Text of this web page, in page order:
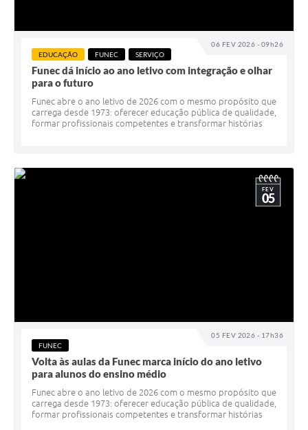
06 FEV 2026 - 09h26
EDUCAÇÃO FUNEC SERVIÇO
Funec dá início ao ano letivo com integração e olhar
para o futuro
Funec abre o ano letivo de 2026 com o mesmo propósito que
carrega desde 1973: oferecer educação pública de qualidade,
formar profissionais competentes e transformar histórias
05 FEV 2026 - 17h36
FEV
05
FUNEC
Volta às aulas da Funec marca início do ano letivo
para alunos do ensino médio
Funec abre o ano letivo de 2026 com o mesmo propósito que
carrega desde 1973: oferecer educação pública de qualidade,
formar profissionais competentes e transformar histórias